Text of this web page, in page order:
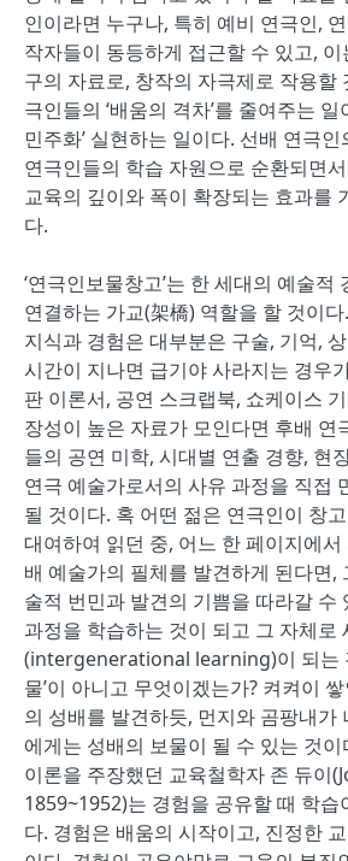
인이라면 누구나, 특히 예비 연극인,
작자들이 동등하게 접근할 수 있고,
구의 자료로, 창작의 자극제로 작용할
극인들의 ‘배움의 격차’를 줄여주는 일
민주화’ 실현하는 일이다. 선배 연극
연극인들의 학습 자원으로 순환되면
교육의 깊이와 폭이 확장되는 효과를
다.
‘연극인보물창고’는 한 세대의 예술적
연결하는 가교(架橋) 역할을 할 것이
지식과 경험은 대부분은 구술, 기억,
시간이 지나면 급기야 사라지는 경우
판 이론서, 공연 스크랩북, 쇼케이스
장성이 높은 자료가 모인다면 후배 연
들의 공연 미학, 시대별 연출 경향, 현
연극 예술가로서의 사유 과정을 직접
될 것이다. 혹 어떤 젊은 연극인이 창
대여하여 읽던 중, 어느 한 페이지에
배 예술가의 필체를 발견하게 된다면,
술적 번민과 발견의 기쁨을 따라갈 수
과정을 학습하는 것이 되고 그 자체로
(intergenerational learning)이 되는
물’이 아니고 무엇이겠는가? 켜켜이
의 성배를 발견하듯, 먼지와 곰팡내가
에게는 성배의 보물이 될 수 있는 것
이론을 주장했던 교육철학자 존 듀이
1859~1952)는 경험을 공유할 때 학습
다. 경험은 배움의 시작이고, 진정한